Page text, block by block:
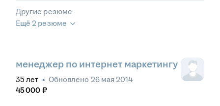
Другие резюме
Ещё 2 резюме
менеджер по интернет маркетингу
35 лет • Обновлено 26 мая 2014
45 000 ₽